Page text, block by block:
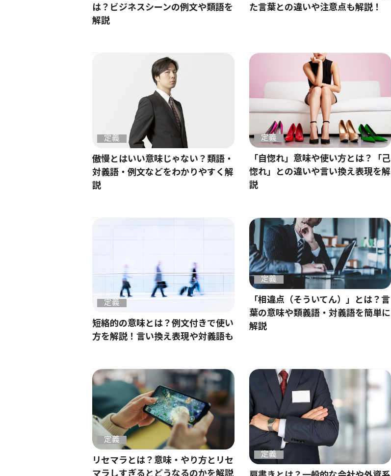
は？ビジネスシーンの例文や類語を
解説
た言葉との違いや注意点も解説！
定義
傲慢とはいい意味じゃない？類語・
対義語・例文などをわかりやすく解
説
定義
「自惚れ」意味や使い方とは？「己
惚れ」との違いや言い換え表現を解
説
定義
短絡的の意味とは？例文付きで使い
方を解説！言い換え表現や対義語も
定義
「相違点（そういてん）」とは？言
葉の意味や類義語・対義語を簡単に
解説
定義
リセマラとは？意味・やり方とリセ
マラしすぎるとどうなるのかを解説
定義